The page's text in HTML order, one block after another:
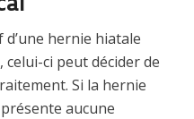
hernie hiatale
ci peut décider de
Si la hernie
aucune